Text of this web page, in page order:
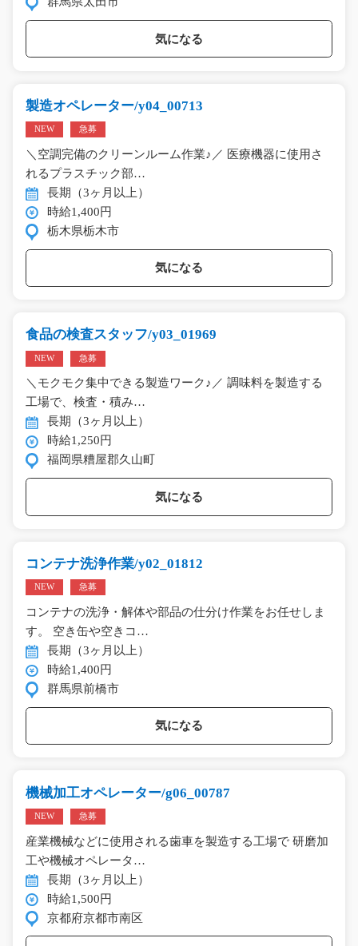
気になる
製造オペレーター/y04_00713
NEW 急募
＼空調完備のクリーンルーム作業♪／ 医療機器に使用さ
れるプラスチック部…
長期（3ヶ月以上）
時給1,400円
栃木県栃木市
気になる
食品の検査スタッフ/y03_01969
NEW 急募
＼モクモク集中できる製造ワーク♪／ 調味料を製造する
工場で、検査・積み…
長期（3ヶ月以上）
時給1,250円
福岡県糟屋郡久山町
気になる
コンテナ洗浄作業/y02_01812
NEW 急募
コンテナの洗浄・解体や部品の仕分け作業をお任せしま
す。 空き缶や空きコ…
長期（3ヶ月以上）
時給1,400円
群馬県前橋市
気になる
機械加工オペレーター/g06_00787
NEW 急募
産業機械などに使用される歯車を製造する工場で 研磨加
工や機械オペレータ…
長期（3ヶ月以上）
時給1,500円
京都府京都市南区